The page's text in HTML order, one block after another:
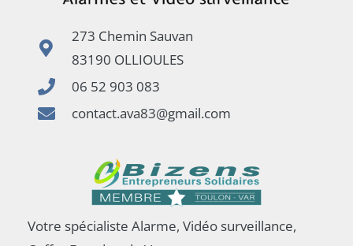
273 Chemin Sauvan
83190 OLLIOULES
06 52 903 083
contact.ava83@gmail.com
Votre spécialiste Alarme, Vidéo surveillance,